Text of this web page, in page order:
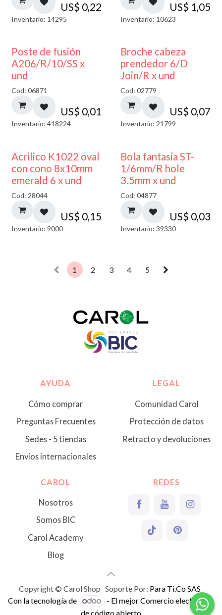
US$ 0,22
Inventario: 14295
US$ 1,05
Inventario: 10623
Poste de fusión
A206/R/10/SS x
und
Cod: 06871
US$ 0,01
Inventario: 418224
Broche cabeza
prendedor 6/D
Join/R x und
Cod: 02779
US$ 0,07
Inventario: 21799
Acrilico K1022 oval
con cono 8x10mm
emerald 6 x und
Cod: 28044
US$ 0,15
Inventario: 9000
Bola fantasia ST-
1/6mm/R hole
3.5mm x und
Cod: 04877
US$ 0,03
Inventario: 39330
1 2 3 4 5
AYUDA
Cómo comprar
Preguntas Frecuentes
Sedes - 5 tiendas
Envíos internacionales
LEGAL
Comunidad Carol
Protección de datos
Retracto y devoluciones
CAROL
Nosotros
Somos BIC
Carol Academy
Blog
REDES
Copyright © Carol Shop Soporte Por: Para Ti.Co SAS
Con la tecnología de
- El mejorComercio electrónico
de código abierto